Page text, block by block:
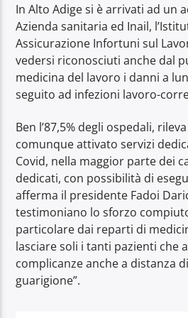
In Alto Adige si è arrivati ad un
Azienda sanitaria ed Inail,
Assicurazione Infortuni sul
vedersi riconosciuti anche dal
medicina del lavoro i danni a
seguito ad infezioni lavoro-
Ben l’87,5% degli ospedali,
comunque attivato servizi
Covid, nella maggior parte dei
dedicati, con possibilità di
afferma il presidente Fadoi
testimoniano lo sforzo
particolare dai reparti di
lasciare soli i tanti pazienti che
complicanze anche a distanza
guarigione”.